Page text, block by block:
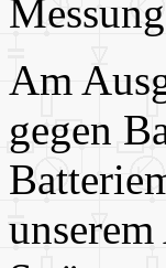
Messung
Am
gegen